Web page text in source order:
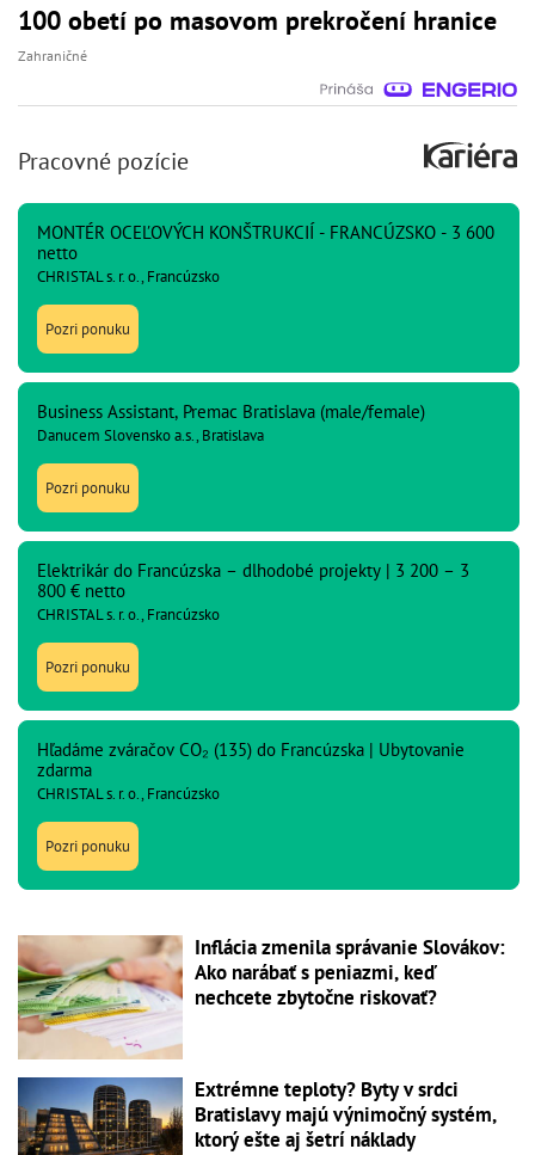
100 obetí po masovom prekročení hranice
Zahraničné
Pracovné pozície
MONTÉR OCEĽOVÝCH KONŠTRUKCIÍ - FRANCÚZSKO - 3 600
netto
CHRISTAL s. r. o., Francúzsko
Pozri ponuku
Business Assistant, Premac Bratislava (male/female)
Danucem Slovensko a.s., Bratislava
Pozri ponuku
Elektrikár do Francúzska – dlhodobé projekty | 3 200 – 3
800 € netto
CHRISTAL s. r. o., Francúzsko
Pozri ponuku
Hľadáme zváračov CO₂ (135) do Francúzska | Ubytovanie
zdarma
CHRISTAL s. r. o., Francúzsko
Pozri ponuku
Inflácia zmenila správanie Slovákov:
Ako narábať s peniazmi, keď
nechcete zbytočne riskovať?
Extrémne teploty? Byty v srdci
Bratislavy majú výnimočný systém,
ktorý ešte aj šetrí náklady